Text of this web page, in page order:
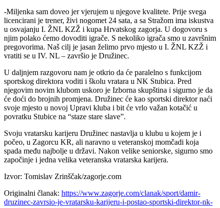
-Miljenka sam doveo jer vjerujem u njegove kvalitete. Prije svega
licencirani je trener, živi nogomet 24 sata, a sa Stražom ima iskustva
u osvajanju I. ŽNL KZŽ i kupa Hrvatskog zagorja. U dogovoru s
njim polako ćemo dovoditi igrače. S nekoliko igrača smo u završnim
pregovorima. Naš cilj je jasan želimo prvo mjesto u I. ŽNL KZŽ i
vratiti se u IV. NL – završio je Družinec.
U daljnjem razgovoru nam je otkrio da će paralelno s funkcijom
sportskog direktora voditi i školu vratara u NK Stubica. Pred
njegovim novim klubom uskoro je Izborna skupština i sigurno je da
će doći do brojnih promjena. Družinec će kao sportski direktor naći
svoje mjesto u novoj Upravi kluba i bit će vrlo važan kotačić u
povratku Stubice na “staze stare slave”.
Svoju vratarsku karijeru Družinec nastavlja u klubu u kojem je i
počeo, u Zagorcu KR, ali naravno u veteranskoj momčadi koja
spada među najbolje u državi. Nakon velike seniorske, sigurno smo
započinje i jedna velika veteranska vratarska karijera.
Izvor: Tomislav Zrinščak/zagorje.com
Originalni članak: https://www.zagorje.com/clanak/sport/damir-
druzinec-zavrsio-je-vratarsku-karijeru-i-postao-sportski-direktor-nk-